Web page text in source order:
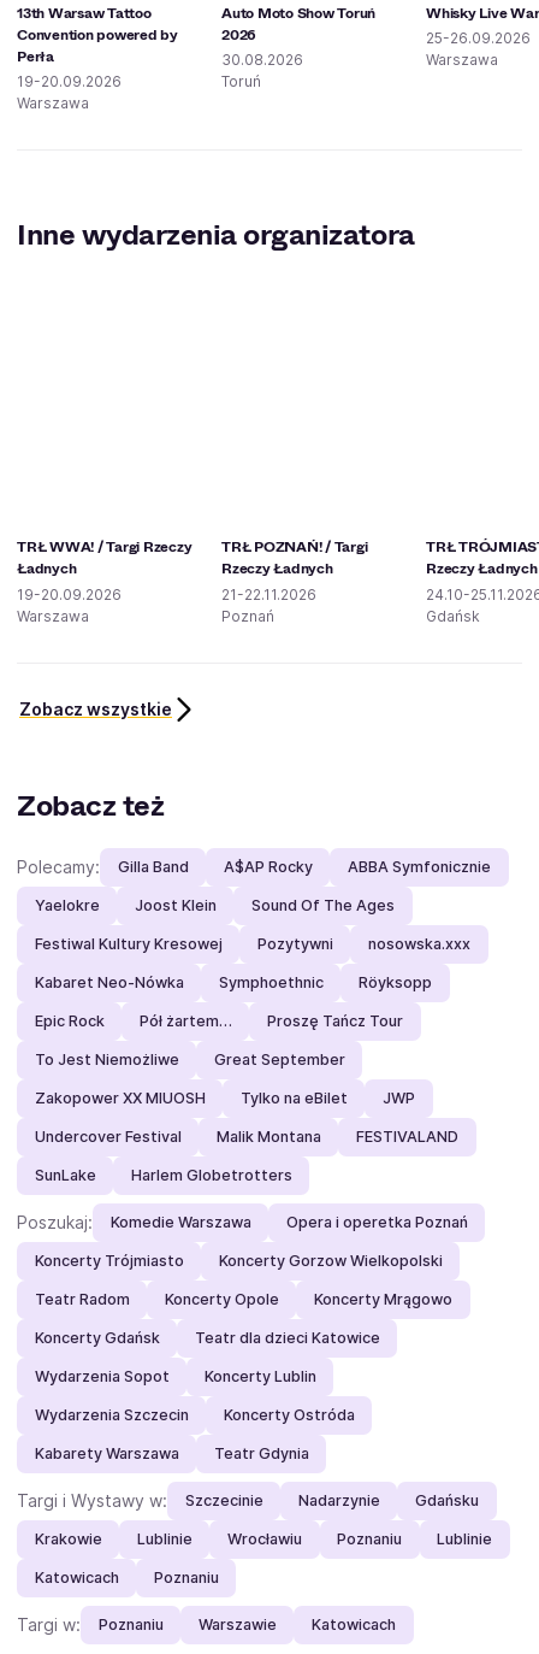
13th Warsaw Tattoo
Convention powered by
Perła
19-20.09.2026
Warszawa
Auto Moto Show Toruń
2026
30.08.2026
Toruń
Whisky Live
25-26.09.2026
Warszawa
Inne wydarzenia organizatora
TRŁ WWA! / Targi Rzeczy
Ładnych
19-20.09.2026
Warszawa
TRŁ POZNAŃ! / Targi
Rzeczy Ładnych
21-22.11.2026
Poznań
TRŁ
Rzeczy Ładnych
24.10-
Gdańsk
Zobacz wszystkie
Zobacz też
Polecamy: Gilla Band A$AP Rocky ABBA Symfonicznie
Yaelokre Joost Klein Sound Of The Ages
Festiwal Kultury Kresowej Pozytywni nosowska.xxx
Kabaret Neo-Nówka Symphoethnic Röyksopp
Epic Rock Pół żartem… Proszę Tańcz Tour
To Jest Niemożliwe Great September
Zakopower XX MIUOSH Tylko na eBilet JWP
Undercover Festival Malik Montana FESTIVALAND
SunLake Harlem Globetrotters
Poszukaj: Komedie Warszawa Opera i operetka Poznań
Koncerty Trójmiasto Koncerty Gorzow Wielkopolski
Teatr Radom Koncerty Opole Koncerty Mrągowo
Koncerty Gdańsk Teatr dla dzieci Katowice
Wydarzenia Sopot Koncerty Lublin
Wydarzenia Szczecin Koncerty Ostróda
Kabarety Warszawa Teatr Gdynia
Targi i Wystawy w: Szczecinie Nadarzynie Gdańsku
Krakowie Lublinie Wrocławiu Poznaniu Lublinie
Katowicach Poznaniu
Targi w: Poznaniu Warszawie Katowicach